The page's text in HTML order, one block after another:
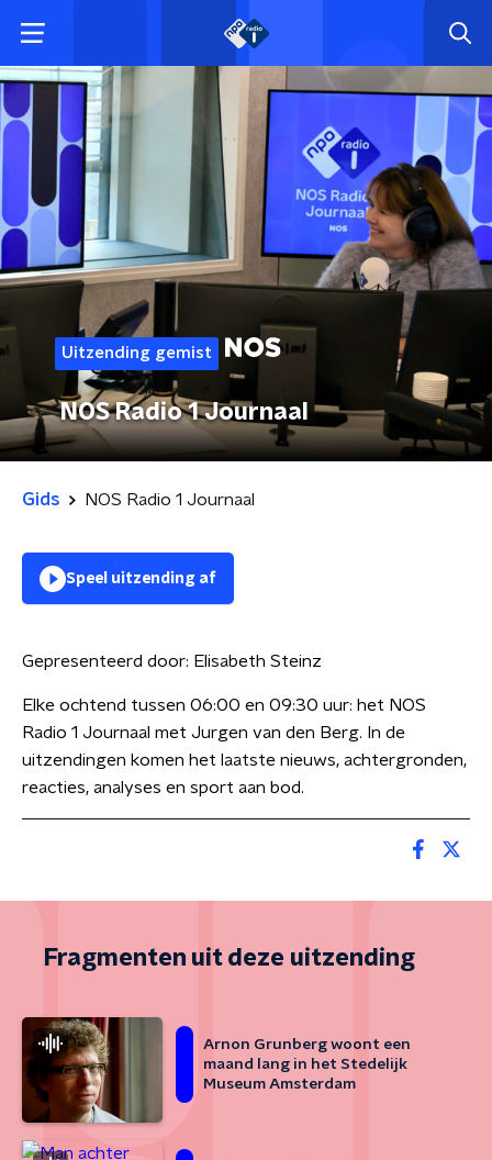
Uitzending gemist
NOS Radio 1 Journaal
Gids NOS Radio 1 Journaal
Speel uitzending af
Gepresenteerd door: Elisabeth Steinz
Elke ochtend tussen 06:00 en 09:30 uur: het NOS
Radio 1 Journaal met Jurgen van den Berg. In de
uitzendingen komen het laatste nieuws, achtergronden,
reacties, analyses en sport aan bod.
Fragmenten uit deze uitzending
Arnon Grunberg woont een
maand lang in het Stedelijk
Museum Amsterdam